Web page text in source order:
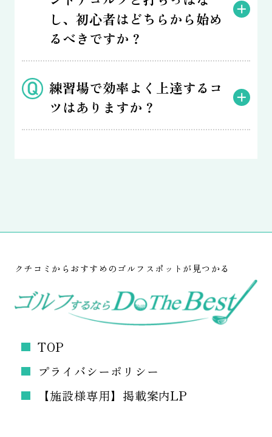
し、初心者はどちらから始め
るべきですか？
練習場で効率よく上達するコ
ツはありますか？
クチコミからおすすめのゴルフスポットが見つかる
TOP
プライバシーポリシー
【施設様専用】掲載案内LP